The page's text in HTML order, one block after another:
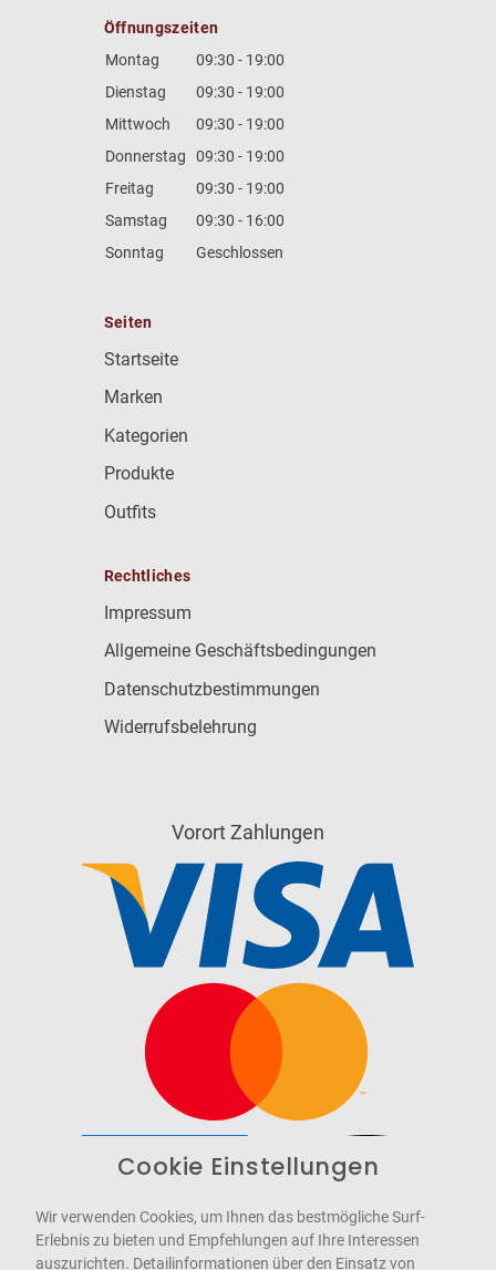
Öffnungszeiten
Montag
09:30 - 19:00
Dienstag
09:30 - 19:00
Mittwoch
09:30 - 19:00
Donnerstag
09:30 - 19:00
Freitag
09:30 - 19:00
Samstag
09:30 - 16:00
Sonntag
Geschlossen
Seiten
Startseite
Marken
Kategorien
Produkte
Outfits
Rechtliches
Impressum
Allgemeine Geschäftsbedingungen
Datenschutzbestimmungen
Widerrufsbelehrung
Vorort Zahlungen
WCAG-2.1-AA
Cookie Einstellungen
Wir verwenden Cookies, um Ihnen das bestmögliche Surf-
Erlebnis zu bieten und Empfehlungen auf Ihre Interessen
auszurichten. Detailinformationen über den Einsatz von